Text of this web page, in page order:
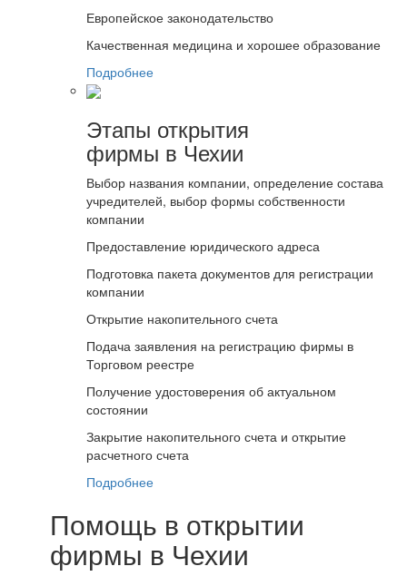
Европейское законодательство
Качественная медицина и хорошее образование
Подробнее
Этапы открытия
фирмы в Чехии
Выбор названия компании, определение состава
учредителей, выбор формы собственности
компании
Предоставление юридического адреса
Подготовка пакета документов для регистрации
компании
Открытие накопительного счета
Подача заявления на регистрацию фирмы в
Торговом реестре
Получение удостоверения об актуальном
состоянии
Закрытие накопительного счета и открытие
расчетного счета
Подробнее
Помощь в открытии
фирмы в Чехии